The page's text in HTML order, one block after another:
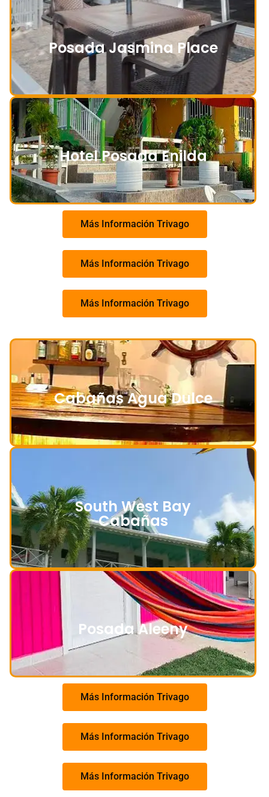
Posada Jasmina Place
Hotel Posada Enilda
Más Información Trivago
Más Información Trivago
Más Información Trivago
Cabañas Agua Dulce
South West Bay
Cabañas
Posada Aleeny
Más Información Trivago
Más Información Trivago
Más Información Trivago